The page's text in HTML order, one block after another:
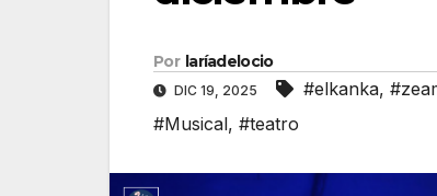
Por laríadelocio
DIC 19, 2025 #elkanka,
#Musical, #teatro